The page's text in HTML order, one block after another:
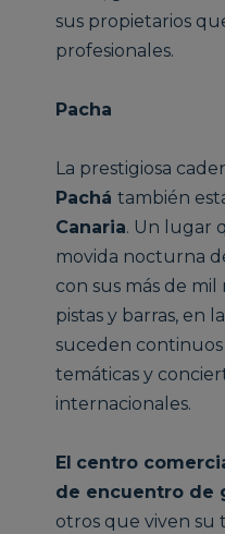
sus propietarios
profesionales.
Pacha
La prestigiosa
Pachátambién
Canaria. Un lugar
movida nocturna
con sus más de
pistas y barras, en
suceden continuos
temáticas y
internacionales.
El centro
de encuentro de
otros que viven su